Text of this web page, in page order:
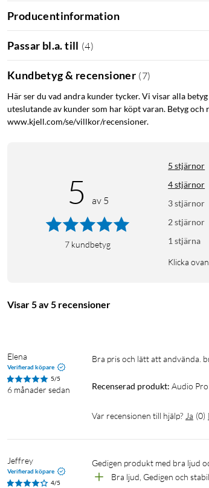
Producentinformation
Passar bl.a. till (4)
Kundbetyg & recensioner (7)
Här ser du vad andra kunder tycker. Vi visar alla
uteslutande av kunder som har köpt varan. Betyg
www.kjell.com/se/villkor/recensioner.
5 av 5
7 kundbetyg
5 stjärnor
4 stjärnor
3 stjärnor
2 stjärnor
1 stjärna
Klicka
Visar 5 av 5 recensioner
Elena
Verifierad köpare
5/5
6 månader sedan
Bra pris och lätt att andvända.
Recenserad produkt: Audio
Var recensionen till hjälp? Ja (0)
Jeffrey
Verifierad köpare
4/5
Gedigen produkt med bra ljud
Bra ljud, Gedigen och